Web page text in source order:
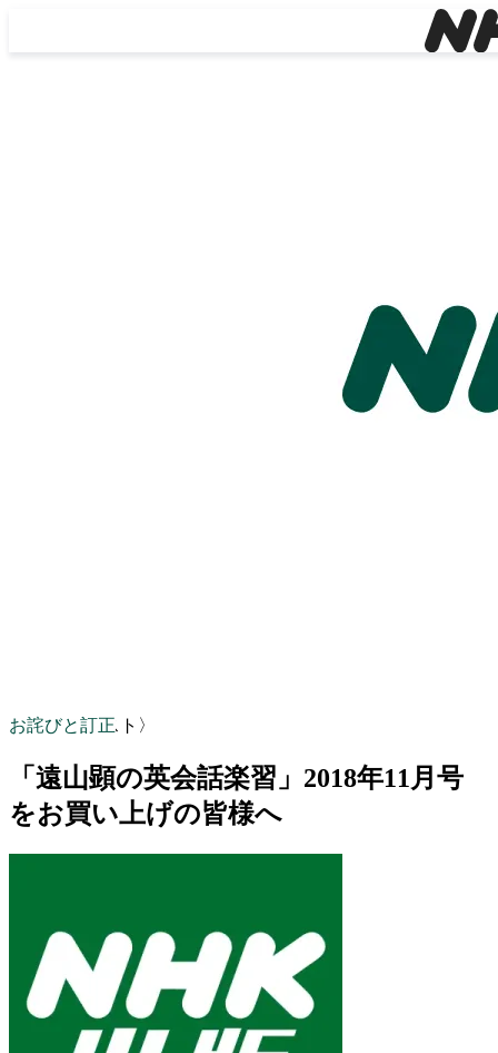
お詫びと訂正
〈NHKテキスト〉
「遠山顕の英会話楽習」2018年11月号
をお買い上げの皆様へ